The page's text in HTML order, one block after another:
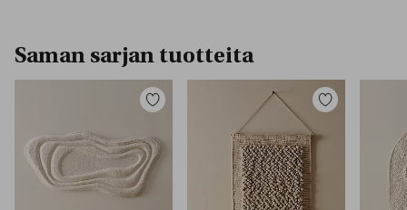
Saman sarjan tuotteita
Lisää
Lisää